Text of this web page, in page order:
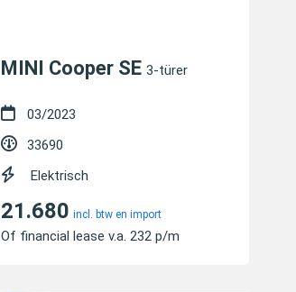
MINI Cooper SE 3-türer
03/2023
33690
Elektrisch
21.680 incl. btw en import
Of financial lease v.a. 232 p/m